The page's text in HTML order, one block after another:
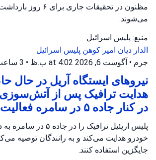
مظنون در تحقیقات جاری
می‌شوند.
منبع: پلیس اسرائیل
الدار دیان امیر کوهن پلیس اسرائیل
جرم • آگوست 6, 2026 at 4:02 ب.ظ • 3 ساعت پیش
نیروهای ایستگاه آریل در حال
هدایت ترافیک پس از
در کنار جاده ۵ در سامره فعالیت می‌کنند.
پلیس اریئیل ترافیک را در
خودرو هدایت می‌کند و به رانندگان توصیه
جایگزین استفاده کنند.